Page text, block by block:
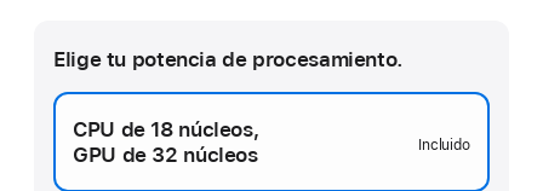
Elige tu potencia de procesamiento.
CPU de 18 núcleos,
GPU de 32 núcleos
Incluido